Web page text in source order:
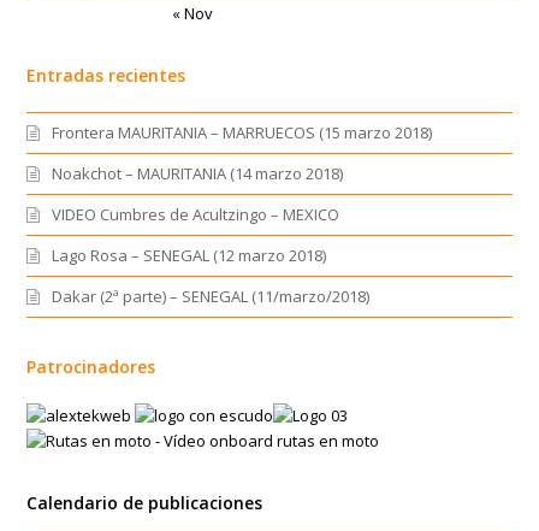
« Nov
Entradas recientes
Frontera MAURITANIA – MARRUECOS (15 marzo 2018)
Noakchot – MAURITANIA (14 marzo 2018)
VIDEO Cumbres de Acultzingo – MEXICO
Lago Rosa – SENEGAL (12 marzo 2018)
Dakar (2ª parte) – SENEGAL (11/marzo/2018)
Patrocinadores
Calendario de publicaciones